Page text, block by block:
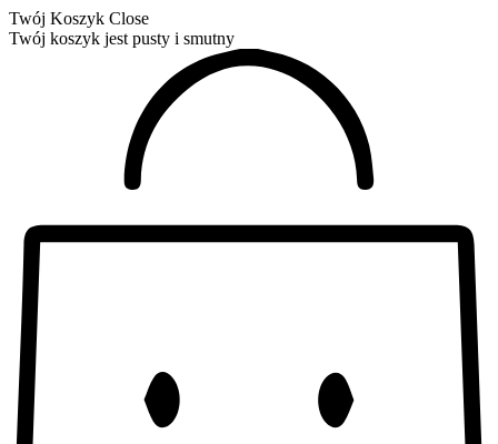
Twój Koszyk Close
Twój koszyk jest pusty i smutny